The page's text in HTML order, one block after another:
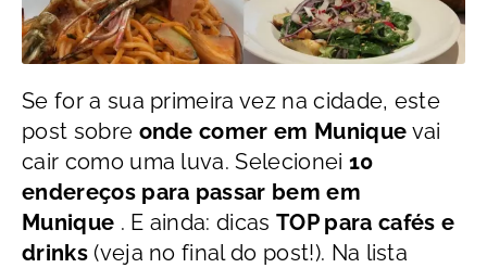
Se for a sua primeira vez na cidade, este
post sobre onde comer em Munique vai
cair como uma luva. Selecionei 10
endereços para passar bem em
Munique . E ainda: dicasTOP para cafés e
drinks(veja no final do post!). Na lista